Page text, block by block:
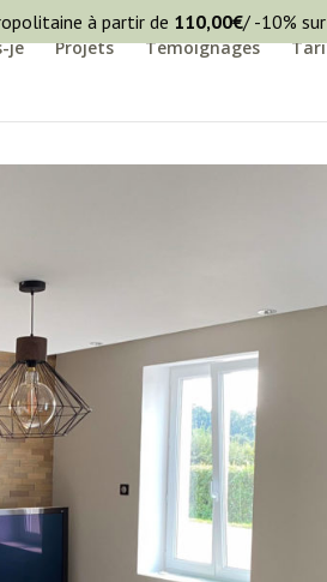
je Projets Témoignages
à partir de 110,00€/ -10%